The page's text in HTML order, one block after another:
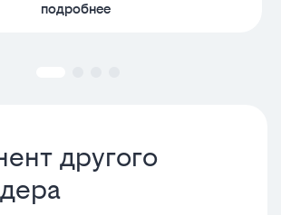
подробнее
другого